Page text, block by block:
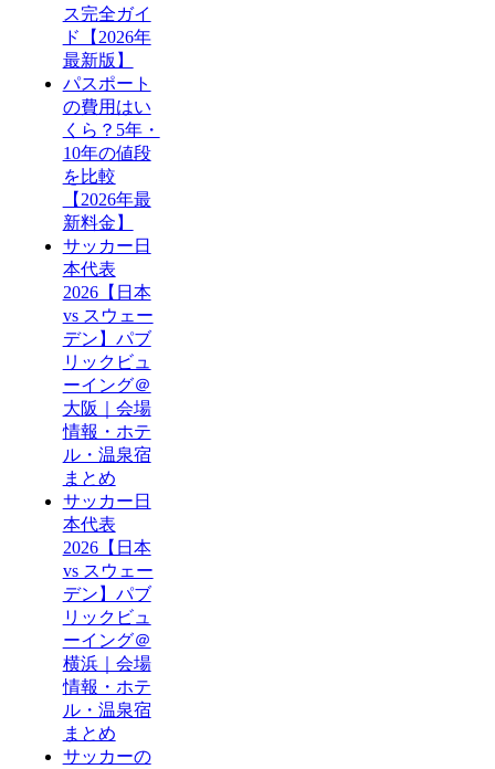
ス完全ガイ
ド【2026年
最新版】
パスポート
の費用はい
くら？5年・
10年の値段
を比較
【2026年最
新料金】
サッカー日
本代表
2026【日本
vs スウェー
デン】パブ
リックビュ
ーイング＠
大阪｜会場
情報・ホテ
ル・温泉宿
まとめ
サッカー日
本代表
2026【日本
vs スウェー
デン】パブ
リックビュ
ーイング＠
横浜｜会場
情報・ホテ
ル・温泉宿
まとめ
サッカーの